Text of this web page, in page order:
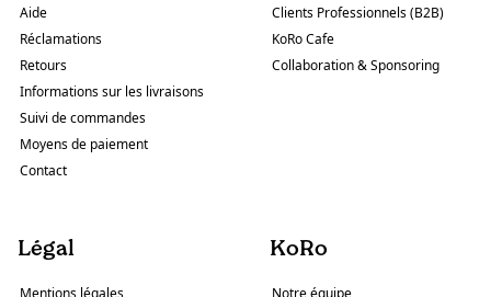
Aide
Réclamations
Retours
Informations sur les livraisons
Suivi de commandes
Moyens de paiement
Contact
Clients Professionnels (B2B)
KoRo Cafe
Collaboration & Sponsoring
Légal
Mentions légales
KoRo
Notre équipe